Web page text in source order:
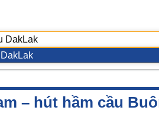
– hút hầm cầu